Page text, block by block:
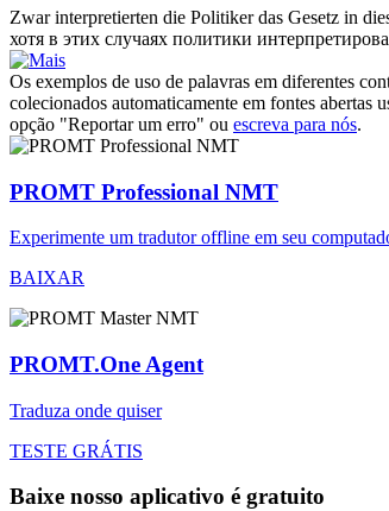
Zwar interpretierten die Politiker das Gesetz in
хотя в этих случаях политики
Os exemplos de uso de palavras em diferentes
colecionados automaticamente em fontes abertas
opção "Reportar um erro" ou escreva para nós.
PROMT Professional NMT
Experimente um tradutor offline em seu
BAIXAR
PROMT.One Agent
Traduza onde quiser
TESTE GRÁTIS
Baixe nosso aplicativo é gratuito